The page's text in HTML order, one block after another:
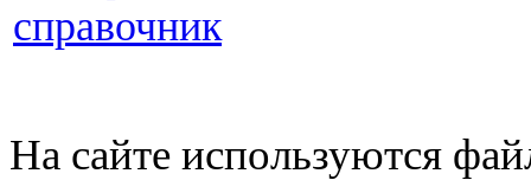
справочник
На сайте используются